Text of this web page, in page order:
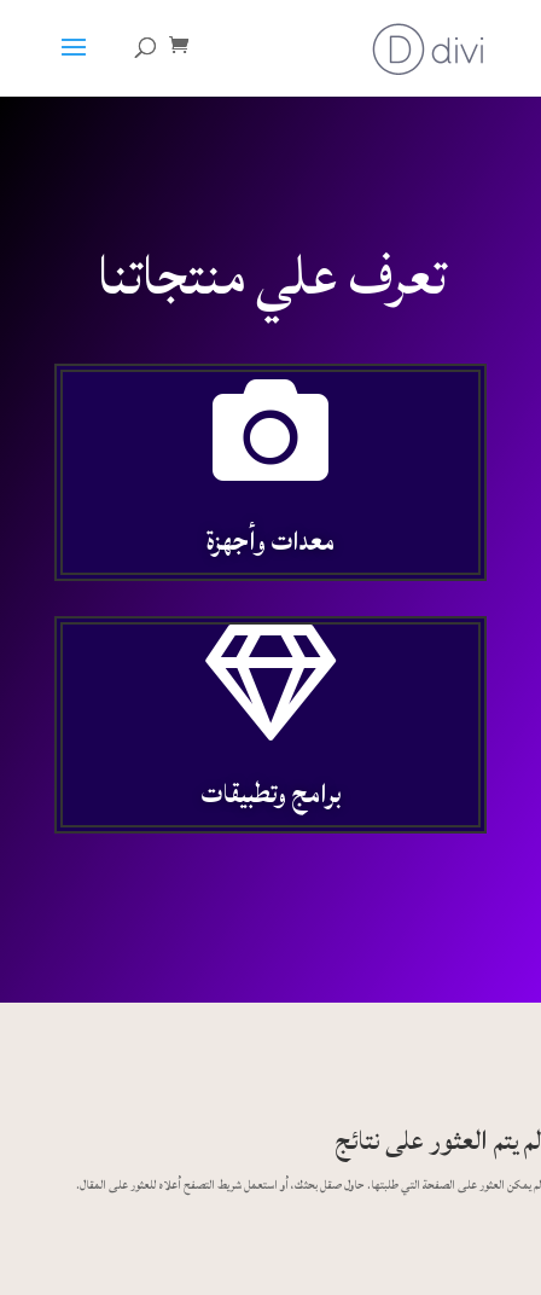
تعرف علي منتجاتنا

معدات وأجهزة

برامج وتطبيقات
لم يتم العثور على نتائج
لم يمكن العثور على الصفحة التي طلبتها. حاول صقل بحثك، أو استعمل شريط التصفح أعلاه للعثور على المقال.